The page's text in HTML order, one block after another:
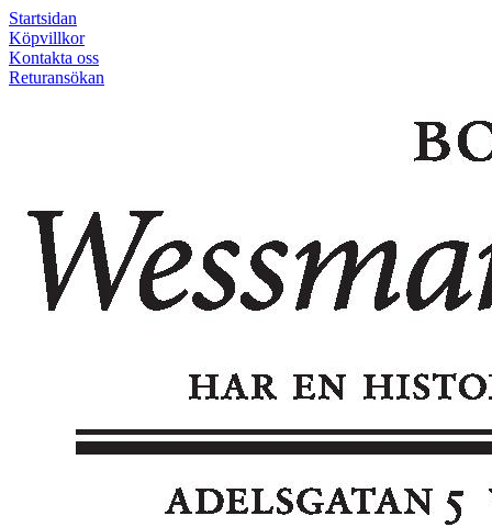
Startsidan
Köpvillkor
Kontakta oss
Returansökan